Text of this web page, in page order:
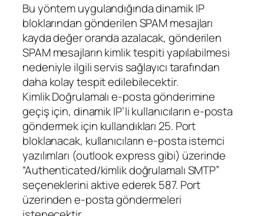
Bu yöntem uygulandığında dinamik IP
bloklarından gönderilen SPAM mesajları
kayda değer oranda azalacak, gönderilen
SPAM mesajların kimlik tespiti yapılabilmesi
nedeniyle ilgili servis sağlayıcı tarafından
daha kolay tespit edilebilecektir.
Kimlik Doğrulamalı e-posta gönderimine
geçiş için, dinamik IP’li kullanıcıların e-posta
göndermek için kullandıkları 25. Port
bloklanacak, kullanıcıların e-posta istemci
yazılımları (outlook express gibi) üzerinde
“Authenticated/kimlik doğrulamalı SMTP”
seçeneklerini aktive ederek 587. Port
üzerinden e-posta göndermeleri